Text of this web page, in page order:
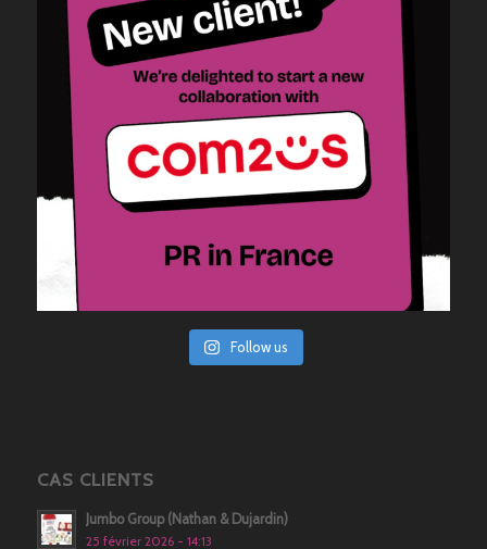
Follow us
CAS CLIENTS
Jumbo Group (Nathan & Dujardin)
25 février 2026 - 14:13